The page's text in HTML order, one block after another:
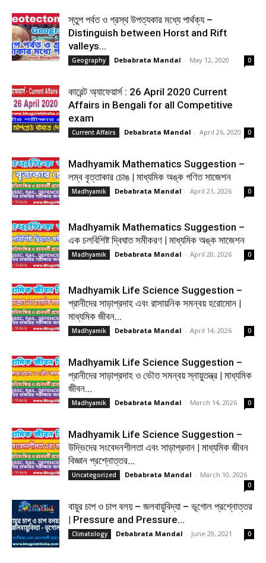
স্তুপ পর্বত ও গ্রস্থ উপত্যকার মধ্যে পার্থক্য –
Distinguish between Horst and Rift
valleys...
Geography Debabrata Mandal - May 12, 2020 0
কারেন্ট অ্যাফেয়ার্স : 26 April 2020 Current
Affairs in Bengali for all Competitive
exam
Current Affairs Debabrata Mandal - April 26, 2020 0
Madhyamik Mathematics Suggestion –
লম্ব বৃত্তাকার চোঙ | মাধ্যমিক অঙ্ক গণিত সাজেশন
Madhyamik Debabrata Mandal - April 21, 2026 0
Madhyamik Mathematics Suggestion –
এক চলবিশিষ্ট দ্বিঘাত সমীকরণ | মাধ্যমিক অঙ্ক সাজেশন
Madhyamik Debabrata Mandal - April 20, 2026 0
Madhyamik Life Science Suggestion –
প্রানীদের সাড়াপ্রদাহ এবং রাসায়নিক সমন্বয় হরোমোন |
মাধ্যমিক জীবন...
Madhyamik Debabrata Mandal - April 14, 2026 0
Madhyamik Life Science Suggestion –
প্রানীদের সাড়াপ্রদাহ ও ভৌত সমন্বয় স্নায়ুতন্ত্র | মাধ্যমিক
জীবন...
Madhyamik Debabrata Mandal - March 14, 2026 0
Madhyamik Life Science Suggestion –
উদ্ভিদের সংবেদনশীলতা এবং সাড়াপ্রদান | মাধ্যমিক জীবন
বিজ্ঞান প্রশ্নোত্তর...
Uncategorized Debabrata Mandal - March 10, 2026
0
বায়ুর চাপ ও চাপ বলয় – জলবায়ুবিদ্যা – ভূগোল প্রশ্নোত্তর
| Pressure and Pressure...
Climatology Debabrata Mandal - June 29, 2021 0